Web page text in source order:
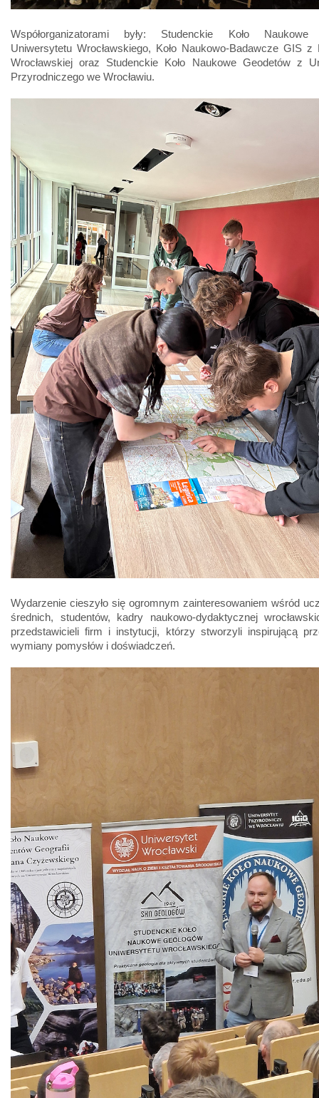
Współorganizatorami były: Studenckie Koło Naukowe
Uniwersytetu Wrocławskiego, Koło Naukowo-Badawcze GIS z
Wrocławskiej oraz Studenckie Koło Naukowe Geodetów z
Przyrodniczego we Wrocławiu.
Wydarzenie cieszyło się ogromnym zainteresowaniem wśród
średnich, studentów, kadry naukowo-dydaktycznej
przedstawicieli firm i instytucji, którzy stworzyli inspirującą
wymiany pomysłów i doświadczeń.